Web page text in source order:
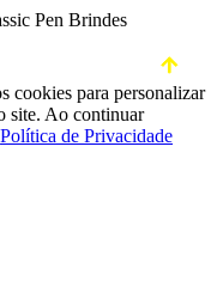
Pen Brindes
cookies para personalizar
site. Ao continuar
Política de Privacidade